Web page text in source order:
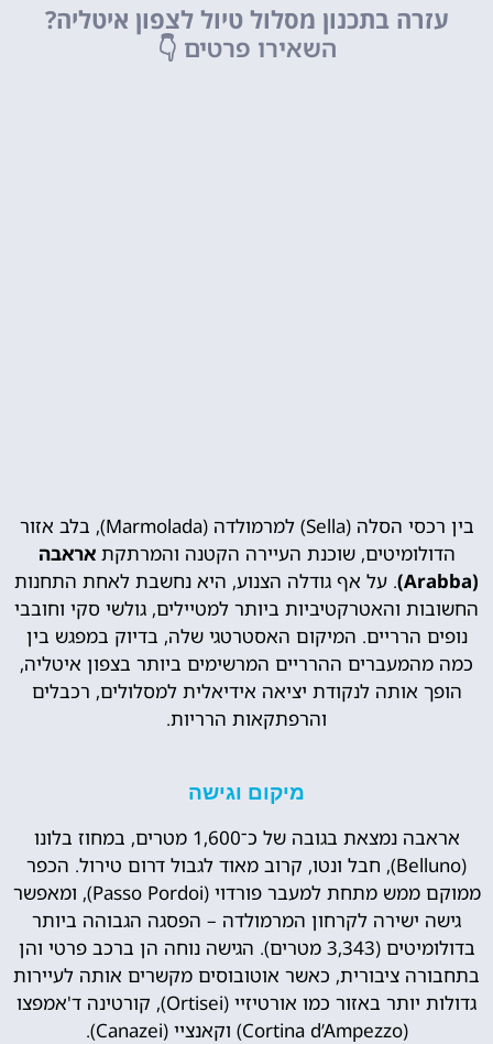
עזרה בתכנון מסלול טיול לצפון איטליה?
השאירו פרטים 👇
בין רכסי הסלה (Sella) למרמולדה (Marmolada), בלב אזור
הדולומיטים, שוכנת העיירה הקטנה והמרתקתאראבה
(Arabba)
. על אף גודלה הצנוע, היא נחשבת לאחת התחנות
החשובות והאטרקטיביות ביותר למטיילים, גולשי סקי וחובבי
נופים הרריים. המיקום האסטרטגי שלה, בדיוק במפגש בין
כמה מהמעברים ההרריים המרשימים ביותר בצפון איטליה,
הופך אותה לנקודת יציאה אידיאלית למסלולים, רכבלים
והרפתקאות הרריות.
מיקום וגישה
אראבה נמצאת בגובה של כ־1,600 מטרים, במחוז בלונו
(Belluno), חבל ונטו, קרוב מאוד לגבול דרום טירול. הכפר
ממוקם ממש מתחת למעבר פורדוי (Passo Pordoi), ומאפשר
גישה ישירה לקרחון המרמולדה – הפסגה הגבוהה ביותר
בדולומיטים (3,343 מטרים). הגישה נוחה הן ברכב פרטי והן
בתחבורה ציבורית, כאשר אוטובוסים מקשרים אותה לעיירות
גדולות יותר באזור כמו אורטיזיי (Ortisei), קורטינה ד'אמפצו
(Cortina d’Ampezzo) וקאנציי (Canazei).